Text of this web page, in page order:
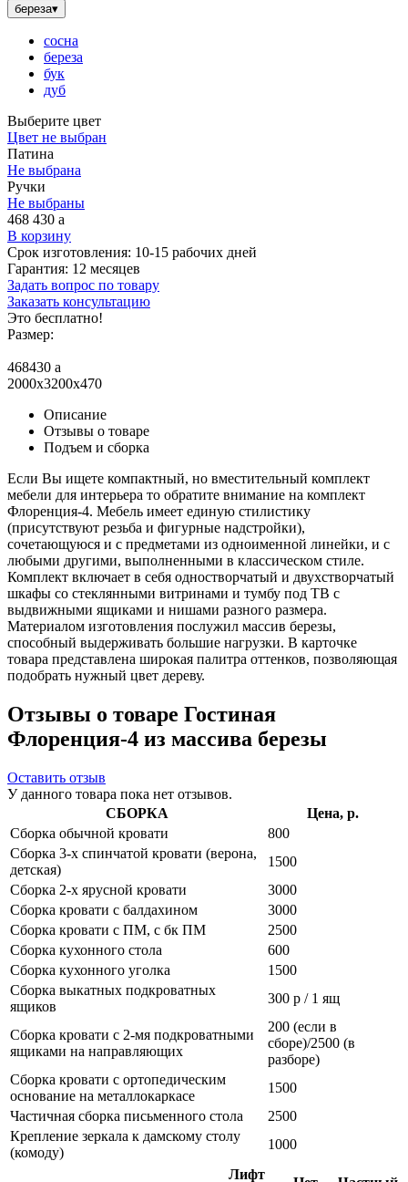
береза▾
сосна
береза
бук
дуб
Выберите цвет
Цвет не выбран
Патина
Не выбрана
Ручки
Не выбраны
468 430 a
В корзину
Срок изготовления: 10-15 рабочих дней
Гарантия: 12 месяцев
Задать вопрос по товару
Заказать консультацию
Это бесплатно!
Размер:
468430 a
2000x3200x470
Описание
Отзывы о товаре
Подъем и сборка
Если Вы ищете компактный, но вместительный комплект
мебели для интерьера то обратите внимание на комплект
Флоренция-4. Мебель имеет единую стилистику
(присутствуют резьба и фигурные надстройки),
сочетающуюся и с предметами из одноименной линейки, и с
любыми другими, выполненными в классическом стиле.
Комплект включает в себя одностворчатый и двухстворчатый
шкафы со стеклянными витринами и тумбу под ТВ с
выдвижными ящиками и нишами разного размера.
Материалом изготовления послужил массив березы,
способный выдерживать большие нагрузки. В карточке
товара представлена широкая палитра оттенков, позволяющая
подобрать нужный цвет дереву.
Отзывы о товаре Гостиная
Флоренция-4 из массива березы
Оставить отзыв
У данного товара пока нет отзывов.
СБОРКА
Цена, р.
Сборка обычной кровати
800
Сборка 3-х спинчатой кровати (верона,
детская)
1500
Сборка 2-х ярусной кровати
3000
Сборка кровати с балдахином
3000
Сборка кровати с ПМ, с бк ПМ
2500
Сборка кухонного стола
600
Сборка кухонного уголка
1500
Сборка выкатных подкроватных
ящиков
300 р / 1 ящ
Сборка кровати с 2-мя подкроватными
ящиками на направляющих
200 (если в
сборе)/2500 (в
разборе)
Сборка кровати с ортопедическим
основание на металлокаркасе
1500
Частичная сборка письменного стола
2500
Крепление зеркала к дамскому столу
(комоду)
1000
Лифт